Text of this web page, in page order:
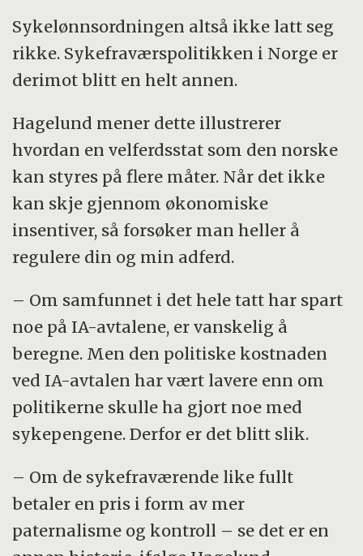
Sykelønnsordningen altså ikke latt seg
rikke. Sykefraværspolitikken i Norge er
derimot blitt en helt annen.
Hagelund mener dette illustrerer
hvordan en velferdsstat som den norske
kan styres på flere måter. Når det ikke
kan skje gjennom økonomiske
insentiver, så forsøker man heller å
regulere din og min adferd.
– Om samfunnet i det hele tatt har spart
noe på IA-avtalene, er vanskelig å
beregne. Men den politiske kostnaden
ved IA-avtalen har vært lavere enn om
politikerne skulle ha gjort noe med
sykepengene. Derfor er det blitt slik.
– Om de sykefraværende like fullt
betaler en pris i form av mer
paternalisme og kontroll – se det er en